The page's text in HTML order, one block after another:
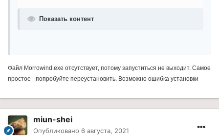
Показать контент
Файл Morrowind.exe отсутствует, потому запуститься не выходит. Самое
простое - попробуйте переустановить. Возможно ошибка установки
miun-shei
Опубликовано 6 августа, 2021